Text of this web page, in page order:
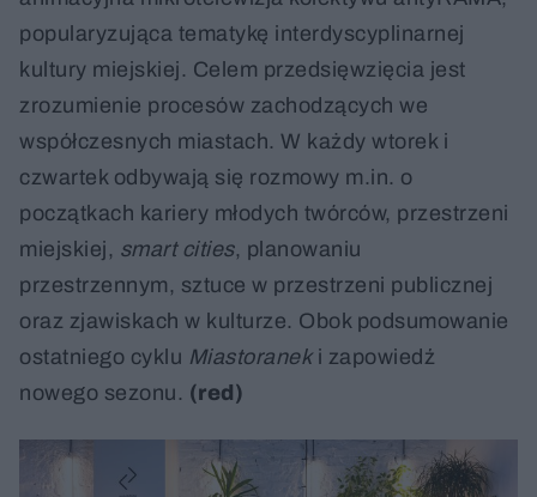
popularyzująca tematykę interdyscyplinarnej
kultury miejskiej. Celem przedsięwzięcia jest
zrozumienie procesów zachodzących we
współczesnych miastach. W każdy wtorek i
czwartek odbywają się rozmowy m.in. o
początkach kariery młodych twórców, przestrzeni
miejskiej, smart cities, planowaniu
przestrzennym, sztuce w przestrzeni publicznej
oraz zjawiskach w kulturze. Obok podsumowanie
ostatniego cyklu Miastoraneki zapowiedź
nowego sezonu. (red)